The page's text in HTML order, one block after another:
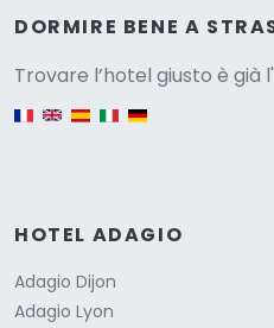
DORMIRE BENE A
Trovare l’hotel giusto è già
HOTEL ADAGIO
Adagio Dijon
Adagio Lyon